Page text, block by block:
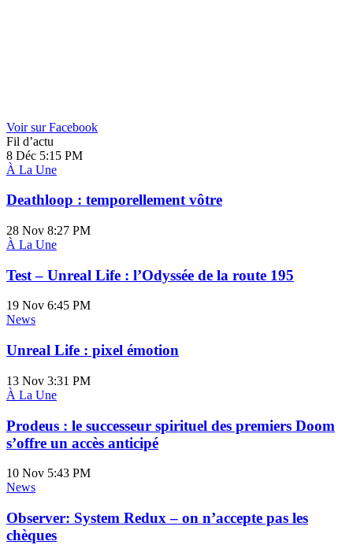
Voir sur Facebook
Fil d’actu
8 Déc 5:15 PM
À La Une
Deathloop : temporellement vôtre
28 Nov 8:27 PM
À La Une
Test – Unreal Life : l’Odyssée de la route 195
19 Nov 6:45 PM
News
Unreal Life : pixel émotion
13 Nov 3:31 PM
À La Une
Prodeus : le successeur spirituel des premiers Doom
s’offre un accès anticipé
10 Nov 5:43 PM
News
Observer: System Redux – on n’accepte pas les
chèques